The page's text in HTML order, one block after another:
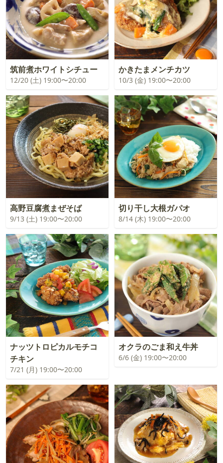
筑前煮ホワイトシチュー
12/20 (土) 19:00〜20:00
かきたまメンチカツ
10/3 (金) 19:00〜20:00
高野豆腐煮まぜそば
9/13 (土) 19:00〜20:00
切り干し大根ガパオ
8/14 (木) 19:00〜20:00
ナッツトロピカルモチコ
チキン
7/21 (月) 19:00〜20:00
オクラのごま和え牛丼
6/6 (金) 19:00〜20:00